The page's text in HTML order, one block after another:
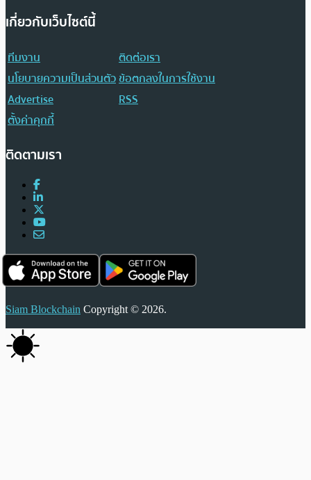
เกี่ยวกับเว็บไซต์นี้
ทีมงาน
ติดต่อเรา
นโยบายความเป็นส่วนตัวข้อตกลงในการใช้งาน
Advertise
RSS
ตั้งค่าคุกกี้
ติดตามเรา
Siam Blockchain Copyright © 2026.